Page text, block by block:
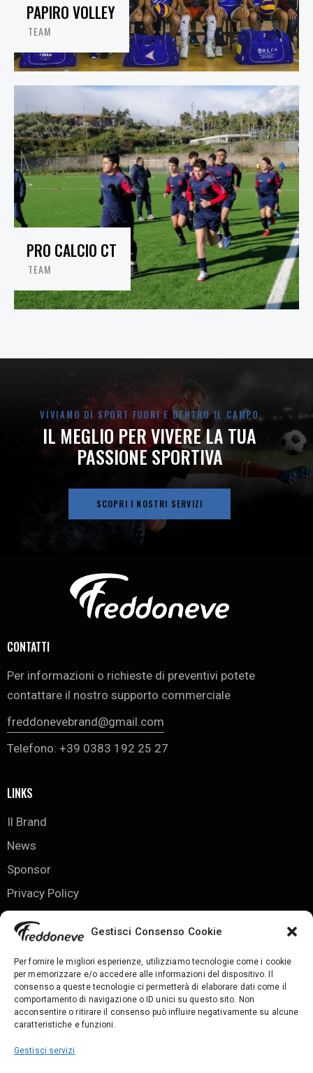
Gestisci Consenso Cookie
Per fornire le migliori esperienze, utilizziamo tecnologie come i cookie
per memorizzare e/o accedere alle informazioni del dispositivo. Il
consenso a queste tecnologie ci permetterà di elaborare dati come il
comportamento di navigazione o ID unici su questo sito. Non
acconsentire o ritirare il consenso può influire negativamente su alcune
caratteristiche e funzioni.
Gestisci servizi
PAPIRO VOLLEY
TEAM
PRO CALCIO CT
TEAM
VIVIAMO DI SPORT FUORI E DENTRO IL CAMPO
IL MEGLIO PER VIVERE LA TUA
PASSIONE SPORTIVA
SCOPRI I NOSTRI SERVIZI
CONTATTI
Per informazioni o richieste di preventivi potete
contattare il nostro supporto commerciale
freddonevebrand@gmail.com
Telefono: +39 0383 192 25 27
LINKS
Il Brand
News
Sponsor
Privacy Policy
KIT STORE
Felpe IC Casteggio
Kit Hellas Torrazze
Carrello
Account